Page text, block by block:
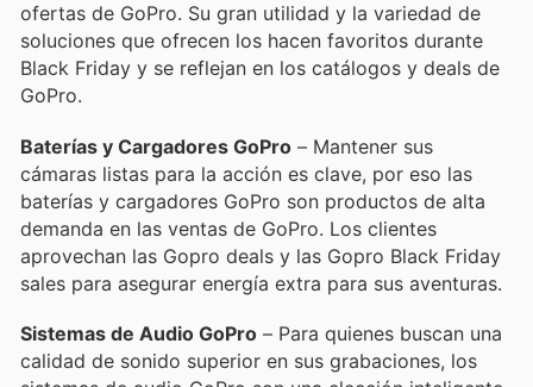
ofertas de GoPro. Su gran utilidad y la variedad de
soluciones que ofrecen los hacen favoritos durante
Black Friday y se reflejan en los catálogos y deals de
GoPro.
Baterías y Cargadores GoPro – Mantener sus
cámaras listas para la acción es clave, por eso las
baterías y cargadores GoPro son productos de alta
demanda en las ventas de GoPro. Los clientes
aprovechan las Gopro deals y las Gopro Black Friday
sales para asegurar energía extra para sus aventuras.
Sistemas de Audio GoPro – Para quienes buscan una
calidad de sonido superior en sus grabaciones, los